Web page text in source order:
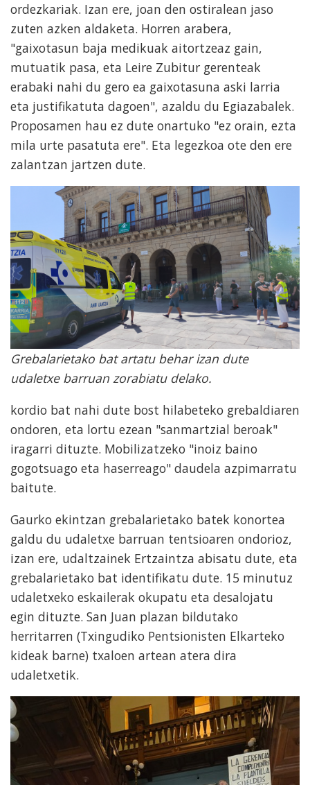
ordezkariak. Izan ere, joan den ostiralean jaso
zuten azken aldaketa. Horren arabera,
"gaixotasun baja medikuak aitortzeaz gain,
mutuatik pasa, eta Leire Zubitur gerenteak
erabaki nahi du gero ea gaixotasuna aski larria
eta justifikatuta dagoen", azaldu du Egiazabalek.
Proposamen hau ez dute onartuko "ez orain, ezta
mila urte pasatuta ere". Eta legezkoa ote den ere
zalantzan jartzen dute.
Grebalarietako bat artatu behar izan dute
udaletxe barruan zorabiatu delako.
kordio bat nahi dute bost hilabeteko grebaldiaren
ondoren, eta lortu ezean "sanmartzial beroak"
iragarri dituzte. Mobilizatzeko "inoiz baino
gogotsuago eta haserreago" daudela azpimarratu
baitute.
Gaurko ekintzan grebalarietako batek konortea
galdu du udaletxe barruan tentsioaren ondorioz,
izan ere, udaltzainek Ertzaintza abisatu dute, eta
grebalarietako bat identifikatu dute. 15 minutuz
udaletxeko eskailerak okupatu eta desalojatu
egin dituzte. San Juan plazan bildutako
herritarren (Txingudiko Pentsionisten Elkarteko
kideak barne) txaloen artean atera dira
udaletxetik.